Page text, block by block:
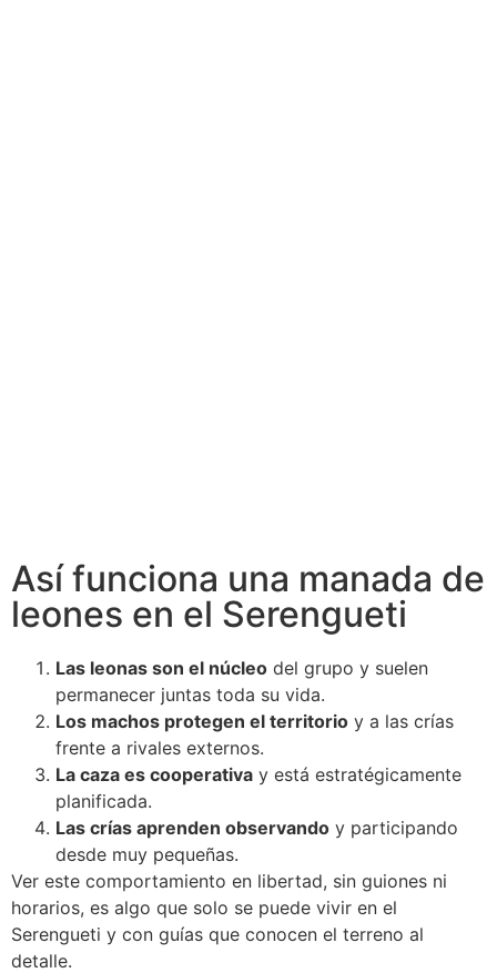
Así funciona una manada de
leones en el Serengueti
Las leonas son el núcleo del grupo y suelen
permanecer juntas toda su vida.
Los machos protegen el territorio y a las crías
frente a rivales externos.
La caza es cooperativa y está estratégicamente
planificada.
Las crías aprenden observando y participando
desde muy pequeñas.
Ver este comportamiento en libertad, sin guiones ni
horarios, es algo que solo se puede vivir en el
Serengueti y con guías que conocen el terreno al
detalle.